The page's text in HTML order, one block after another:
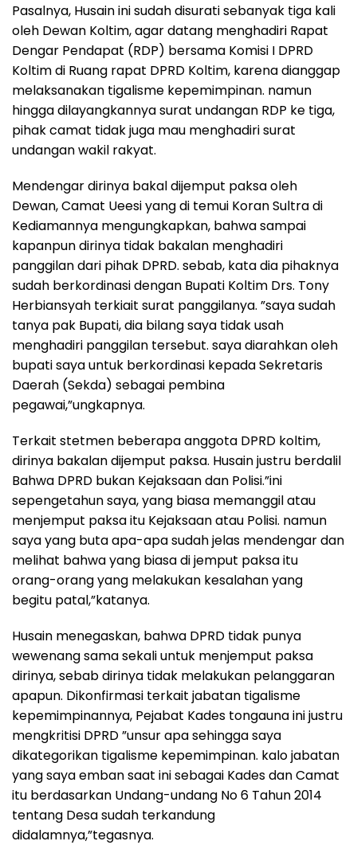
Pasalnya, Husain ini sudah disurati sebanyak tiga kali
oleh Dewan Koltim, agar datang menghadiri Rapat
Dengar Pendapat (RDP) bersama Komisi I DPRD
Koltim di Ruang rapat DPRD Koltim, karena dianggap
melaksanakan tigalisme kepemimpinan. namun
hingga dilayangkannya surat undangan RDP ke tiga,
pihak camat tidak juga mau menghadiri surat
undangan wakil rakyat.
Mendengar dirinya bakal dijemput paksa oleh
Dewan, Camat Ueesi yang di temui Koran Sultra di
Kediamannya mengungkapkan, bahwa sampai
kapanpun dirinya tidak bakalan menghadiri
panggilan dari pihak DPRD. sebab, kata dia pihaknya
sudah berkordinasi dengan Bupati Koltim Drs. Tony
Herbiansyah terkiait surat panggilanya. ”saya sudah
tanya pak Bupati, dia bilang saya tidak usah
menghadiri panggilan tersebut. saya diarahkan oleh
bupati saya untuk berkordinasi kepada Sekretaris
Daerah (Sekda) sebagai pembina
pegawai,”ungkapnya.
Terkait stetmen beberapa anggota DPRD koltim,
dirinya bakalan dijemput paksa. Husain justru berdalil
Bahwa DPRD bukan Kejaksaan dan Polisi.”ini
sepengetahun saya, yang biasa memanggil atau
menjemput paksa itu Kejaksaan atau Polisi. namun
saya yang buta apa-apa sudah jelas mendengar dan
melihat bahwa yang biasa di jemput paksa itu
orang-orang yang melakukan kesalahan yang
begitu patal,”katanya.
Husain menegaskan, bahwa DPRD tidak punya
wewenang sama sekali untuk menjemput paksa
dirinya, sebab dirinya tidak melakukan pelanggaran
apapun. Dikonfirmasi terkait jabatan tigalisme
kepemimpinannya, Pejabat Kades tongauna ini justru
mengkritisi DPRD ”unsur apa sehingga saya
dikategorikan tigalisme kepemimpinan. kalo jabatan
yang saya emban saat ini sebagai Kades dan Camat
itu berdasarkan Undang-undang No 6 Tahun 2014
tentang Desa sudah terkandung
didalamnya,”tegasnya.